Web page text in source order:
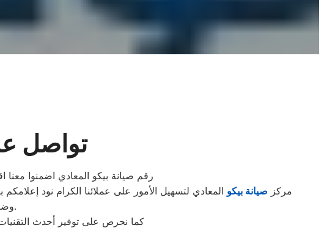
تواصل
رقم صيانة بيكو المعادي اضمنوا معنا
مركز صيانة بيكو المعادي لتسهيل الأمور على عملائنا الكرام نود إعلامكم
وضمان تقديم خدمة جيدة للاستفادة المثلى من خدماتنا.
كما نحرص على توفير أحدث التقنيات